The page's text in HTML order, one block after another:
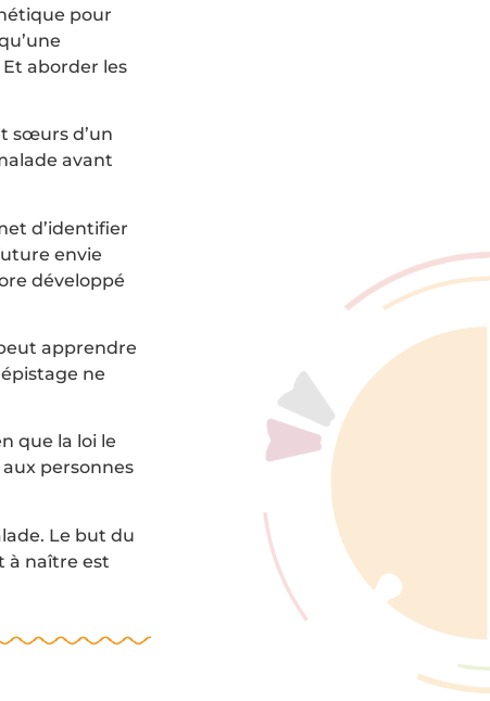
pour
aborder les
sœurs d’un
avant
d’identifier
envie
développé
apprendre
ne
que la loi le
personnes
Le but du
à naître est